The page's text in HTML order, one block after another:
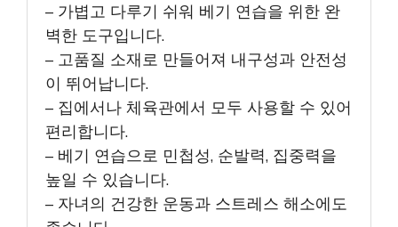
– 가볍고 다루기 쉬워 베기 연습을 위한 완
벽한 도구입니다.
– 고품질 소재로 만들어져 내구성과 안전성
이 뛰어납니다.
– 집에서나 체육관에서 모두 사용할 수 있어
편리합니다.
– 베기 연습으로 민첩성, 순발력, 집중력을
높일 수 있습니다.
– 자녀의 건강한 운동과 스트레스 해소에도